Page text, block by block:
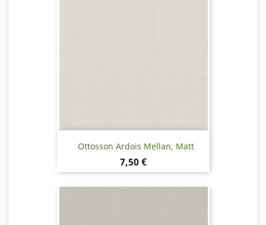
Ottosson Ardois Mellan, Matt
Pris
7,50 €